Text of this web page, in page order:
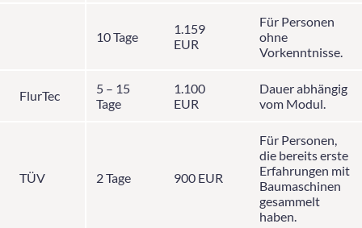
10 Tage
1.159
EUR
Für Personen
ohne
Vorkenntnisse.
FlurTec
5 – 15
Tage
1.100
EUR
Dauer abhängig
vom Modul.
TÜV 2 Tage 900 EUR
Für Personen,
die bereits erste
Erfahrungen mit
Baumaschinen
gesammelt
haben.